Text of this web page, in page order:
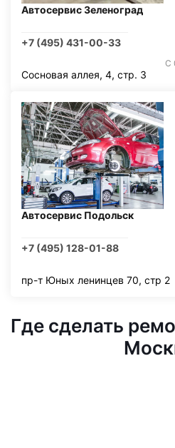
Автосервис Зеленоград
+7 (495) 431-00-33
С
Сосновая аллея, 4, стр. 3
Автосервис Подольск
+7 (495) 128-01-88
пр-т Юных ленинцев 70, стр 2
Где сделать